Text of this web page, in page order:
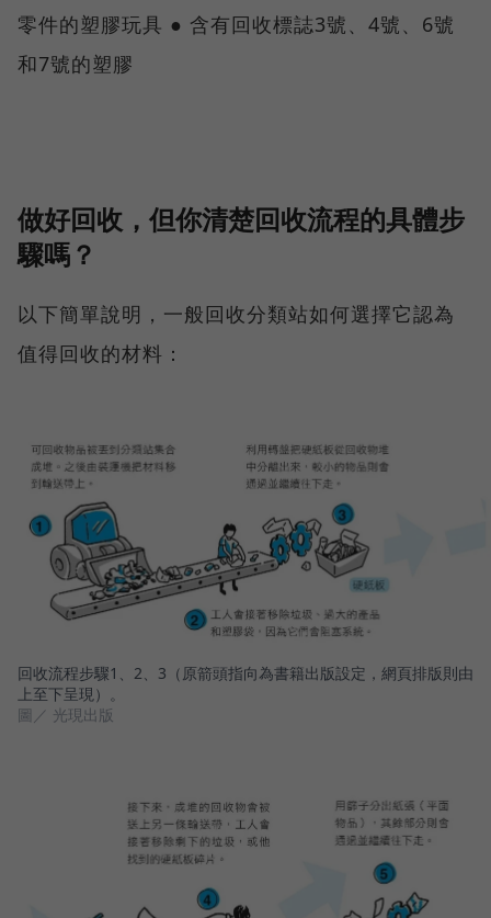
零件的塑膠玩具 ● 含有回收標誌3號、4號、6號
和7號的塑膠
做好回收，但你清楚回收流程的具體步
驟嗎？
以下簡單說明，一般回收分類站如何選擇它認為
值得回收的材料：
回收流程步驟1、2、3（原箭頭指向為書籍出版設定，網頁排版則由
上至下呈現）。
圖／ 光現出版